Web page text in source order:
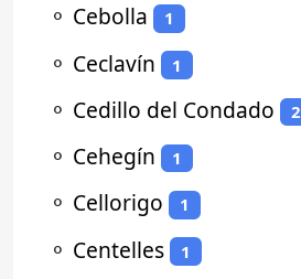
⚬ Cebolla 1
⚬ Ceclavín 1
⚬ Cedillo del Condado 2
⚬ Cehegín 1
⚬ Cellorigo 1
⚬ Centelles 1